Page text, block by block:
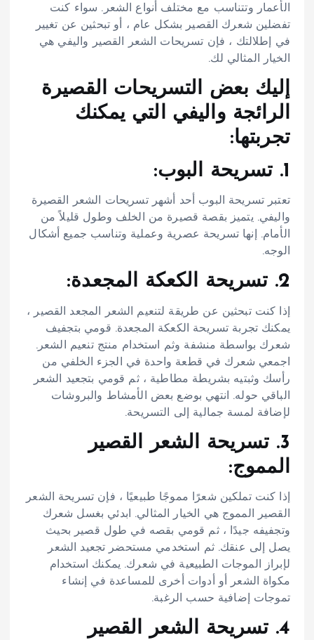
الأعمار وتتناسب مع مختلف أنواع الشعر. سواء كنت
تفضلين شعرك القصير بشكل عام ، أو تبحثين عن تغيير
في إطلالتك ، فإن تسريحات الشعر القصير واليفي هي
الخيار المثالي لك.
إليك بعض التسريحات القصيرة
الرائجة واليفي التي يمكنك
تجربتها:
1. تسريحة البوب:
تعتبر تسريحة البوب أحد أشهر تسريحات الشعر القصيرة
واليفي. يتميز بقصة قصيرة من الخلف وطول قليلاً من
الأمام. إنها تسريحة عصرية وعملية وتناسب جميع أشكال
الوجه.
2. تسريحة الكعكة المجعدة:
إذا كنت تبحثين عن طريقة لتنعيم الشعر المجعد القصير ،
يمكنك تجربة تسريحة الكعكة المجعدة. قومي بتجفيف
شعرك بواسطة منشفة وثم استخدام منتج تنعيم الشعر.
اجمعي شعرك في قطعة واحدة في الجزء الخلفي من
رأسك وثبتيه بشريطة مطاطية ، ثم قومي بتجعيد الشعر
الباقي حوله. انتهي بوضع بعض الأمشاط والبروشات
لإضافة لمسة جمالية إلى التسريحة.
3. تسريحة الشعر القصير
المموج:
إذا كنت تملكين شعرًا مموجًا طبيعيًا ، فإن تسريحة الشعر
القصير المموج هي الخيار المثالي. ابدئي بغسل شعرك
وتجفيفه جيدًا ، ثم قومي بقصه في طول قصير بحيث
يصل إلى عنقك. ثم استخدمي مستحضر تجعيد الشعر
لإبراز الموجات الطبيعية في شعرك. يمكنك استخدام
مكواة الشعر أو أدوات أخرى للمساعدة في إنشاء
تموجات إضافية حسب الرغبة.
4. تسريحة الشعر القصير